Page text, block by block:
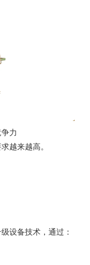
力
越来越高。
设备技术，通过：